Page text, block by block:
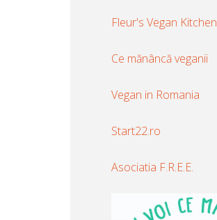
Fleur's Vegan Kitchen
Ce mănâncă veganii
Vegan in Romania
Start22.ro
Asociatia F.R.E.E.